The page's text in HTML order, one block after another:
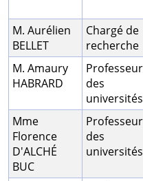
M. Aurélien
BELLET
Chargé de
recherche
M. Amaury
HABRARD
Professeur
des
universités
Mme
Florence
D'ALCHÉ
BUC
Professeur
des
universités